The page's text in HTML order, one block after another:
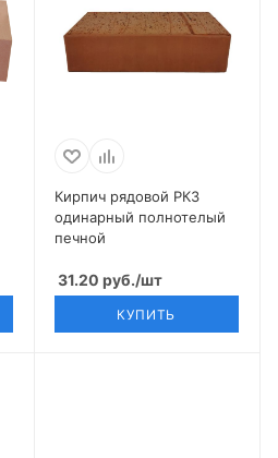
Кирпич рядовой РКЗ
одинарный полнотелый
печной
31.20 руб./шт
КУПИТЬ